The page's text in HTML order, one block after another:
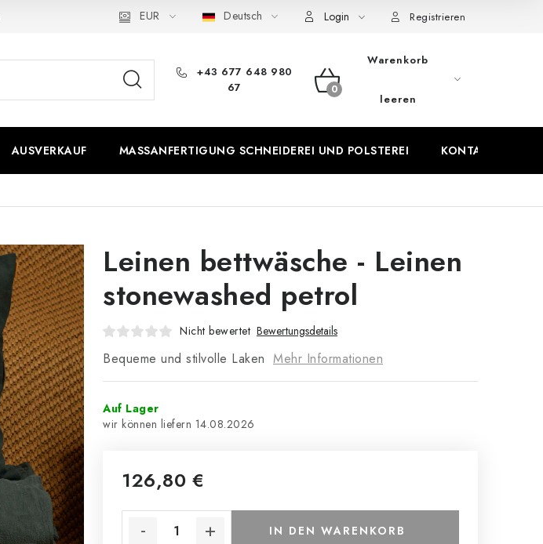
Wie verwenden wir Cookies Datenschutz-Bestimmungen Rücktritt vom Vertrag
EUR Deutsch Login Registrieren
+43 677 648 980
67
WARENKORB
Warenkorb
leeren
AUSVERKAUF MASSANFERTIGUNG SCHNEIDEREI UND POLSTEREI KONTAKTE
Leinen bettwäsche - Leinen
stonewashed petrol
Nicht bewertet Bewertungsdetails
Bequeme und stilvolle Laken Mehr Informationen
Auf Lager
14.08.2026
126,80 €
IN DEN WARENKORB